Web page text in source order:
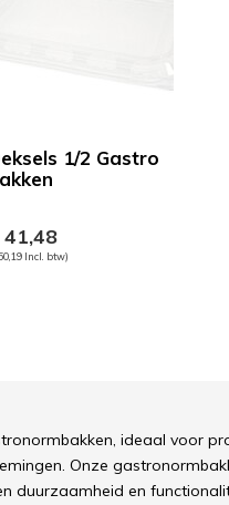
1/2 Gastro
Incl. btw)
ideaal voor
Onze
duurzaamheid en